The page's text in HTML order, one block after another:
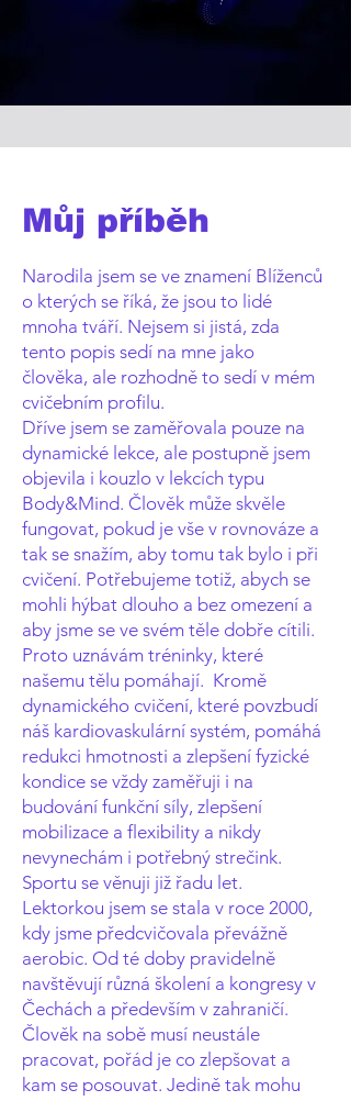
Můj příběh
Narodila jsem se ve znamení Blíženců
o kterých se říká, že jsou to lidé
mnoha tváří. Nejsem si jistá, zda
tento popis sedí na mne jako
člověka, ale rozhodně to sedí v mém
cvičebním profilu.
Dříve jsem se zaměřovala pouze na
dynamické lekce, ale postupně jsem
objevila i kouzlo v lekcích typu
Body&Mind. Člověk může skvěle
fungovat, pokud je vše v rovnováze a
tak se snažím, aby tomu tak bylo i při
cvičení. Potřebujeme totiž, abych se
mohli hýbat dlouho a bez omezení a
aby jsme se ve svém těle dobře cítili.
Proto uznávám tréninky, které
našemu tělu pomáhají. Kromě
dynamického cvičení, které povzbudí
náš kardiovaskulární systém, pomáhá
redukci hmotnosti a zlepšení fyzické
kondice se vždy zaměřuji i na
budování funkční síly, zlepšení
mobilizace a flexibility a nikdy
nevynechám i potřebný strečink.
Sportu se věnuji již řadu let.
Lektorkou jsem se stala v roce 2000,
kdy jsme předcvičovala převážně
aerobic. Od té doby pravidelně
navštěvují různá školení a kongresy v
Čechách a především v zahraničí.
Člověk na sobě musí neustále
pracovat, pořád je co zlepšovat a
kam se posouvat. Jedině tak mohu